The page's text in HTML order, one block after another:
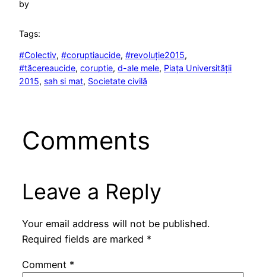
by
Tags:
#Colectiv, #coruptiaucide, #revoluție2015
#tăcereaucide, coruptie, d-ale mele, Piața Universității
2015, sah si mat, Societate civilă
Comments
Leave a Reply
Your email address will not be published.
Required fields are marked *
Comment *